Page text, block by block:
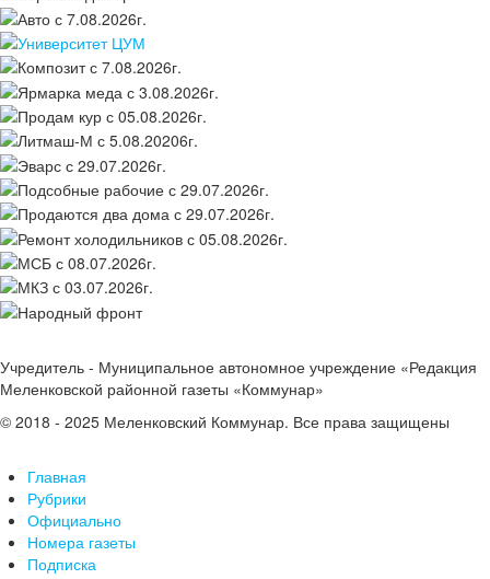
Учредитель - Муниципальное автономное учреждение «Редакция
Меленковской районной газеты «Коммунар»
© 2018 - 2025 Меленковский Коммунар. Все права защищены
Главная
Рубрики
Официально
Номера газеты
Подписка